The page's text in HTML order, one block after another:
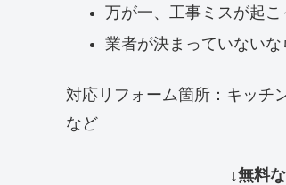
万が一、工事ミスが起
業者が決まっていない
対応リフォーム箇所：キッチ
など
↓無料